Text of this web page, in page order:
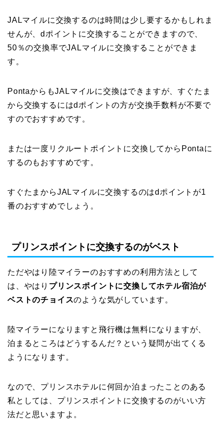
JALマイルに交換するのは時間は少し要するかもしれま
せんが、dポイントに交換することができますので、
50％の交換率でJALマイルに交換することができま
す。
PontaからもJALマイルに交換はできますが、すぐたま
から交換するにはdポイントの方が交換手数料が不要で
すのでおすすめです。
または一度リクルートポイントに交換してからPontaに
するのもおすすめです。
すぐたまからJALマイルに交換するのはdポイントが1
番のおすすめでしょう。
プリンスポイントに交換するのがベスト
ただやはり陸マイラーのおすすめの利用方法として
は、やはり プリンスポイントに交換してホテル宿泊が
ベストのチョイスのような気がしています。
陸マイラーになりますと飛行機は無料になりますが、
泊まるところはどうするんだ？という疑問が出てくる
ようになります。
なので、プリンスホテルに何回か泊まったことのある
私としては、プリンスポイントに交換するのがいい方
法だと思いますよ。